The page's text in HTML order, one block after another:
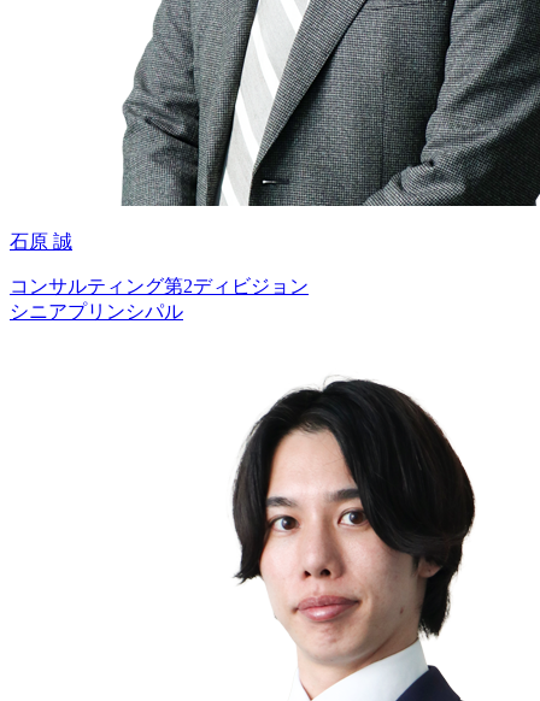
石原 誠
コンサルティング第2ディビジョン
シニアプリンシパル